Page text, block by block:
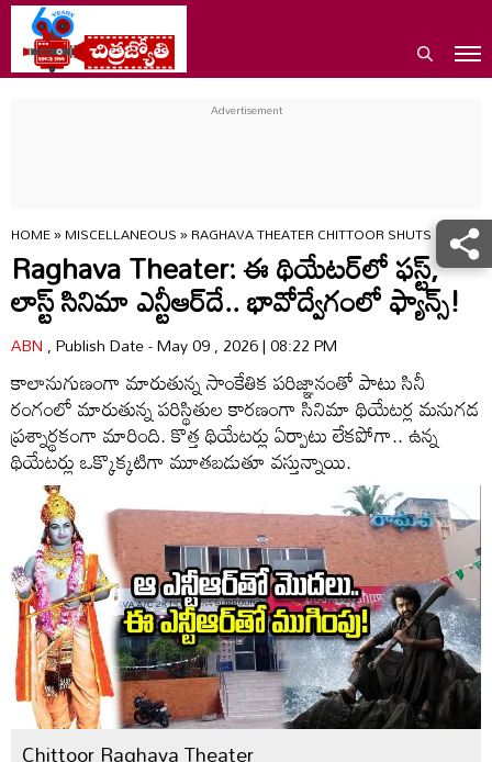
HOME»MISCELLANEOUS»RAGHAVA THEATER CHITTOOR SHUTS
Raghava Theater: ఈ థియేటర్‌లో ఫస్ట్,
లాస్ట్ సినిమా ఎన్టీఆర్‌దే.. భావోద్వేగంలో ఫ్యాన్స్!
ABN, Publish Date - May 09 , 2026 | 08:22 PM
కాలానుగుణంగా మారుతున్న సాంకేతిక పరిజ్ఞానంతో పాటు సినీ
రంగంలో మారుతున్న పరిస్థితుల కారణంగా సినిమా థియేటర్ల మనుగడ
ప్రశ్నార్థకంగా మారింది. కొత్త థియేటర్లు ఏర్పాటు లేకపోగా.. ఉన్న
థియేటర్లు ఒక్కొక్కటిగా మూతబడుతూ వస్తున్నాయి.
Chittoor Raghava Theater